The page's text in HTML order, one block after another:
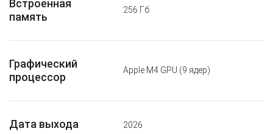
Встроенная
память
256 Гб
Графический
процессор
Apple M4 GPU (9 ядер)
Дата выхода 2026